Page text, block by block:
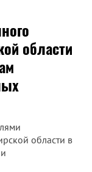
области
области в